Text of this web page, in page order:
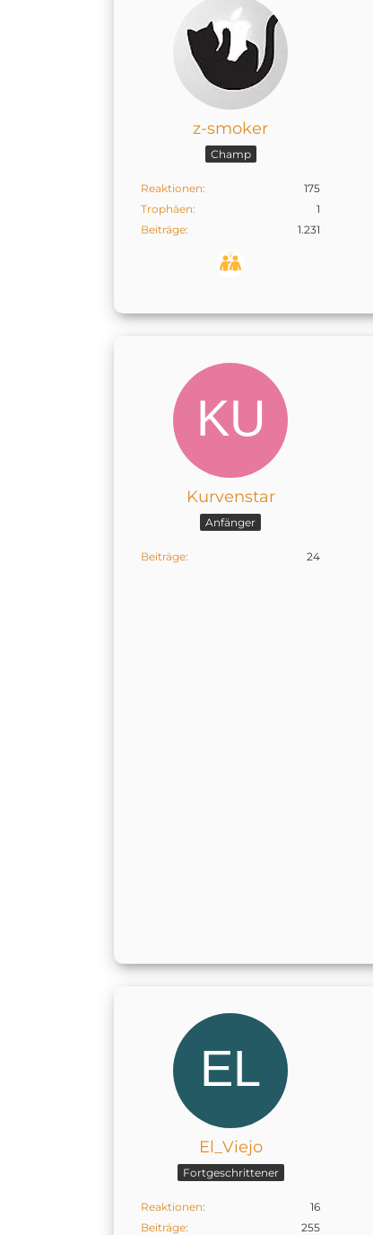
z-smoker
Champ
Reaktionen
175
Trophäen
1
Beiträge
1.231
Kurvenstar
Anfänger
Beiträge 24
El_Viejo
Fortgeschrittener
Reaktionen
16
Beiträge
255